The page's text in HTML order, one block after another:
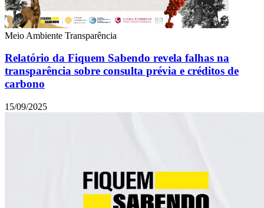
Meio Ambiente Transparência
Relatório da Fiquem Sabendo revela falhas na
transparência sobre consulta prévia e créditos de
carbono
15/09/2025